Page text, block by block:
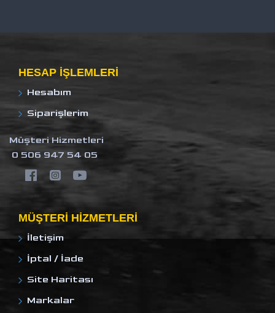
HESAP IŞLEMLERI
Hesabım
Siparişlerim
Müşteri Hizmetleri
0 506 947 54 05
MÜŞTERI HIZMETLERI
İletişim
İptal / İade
Site Haritası
Markalar